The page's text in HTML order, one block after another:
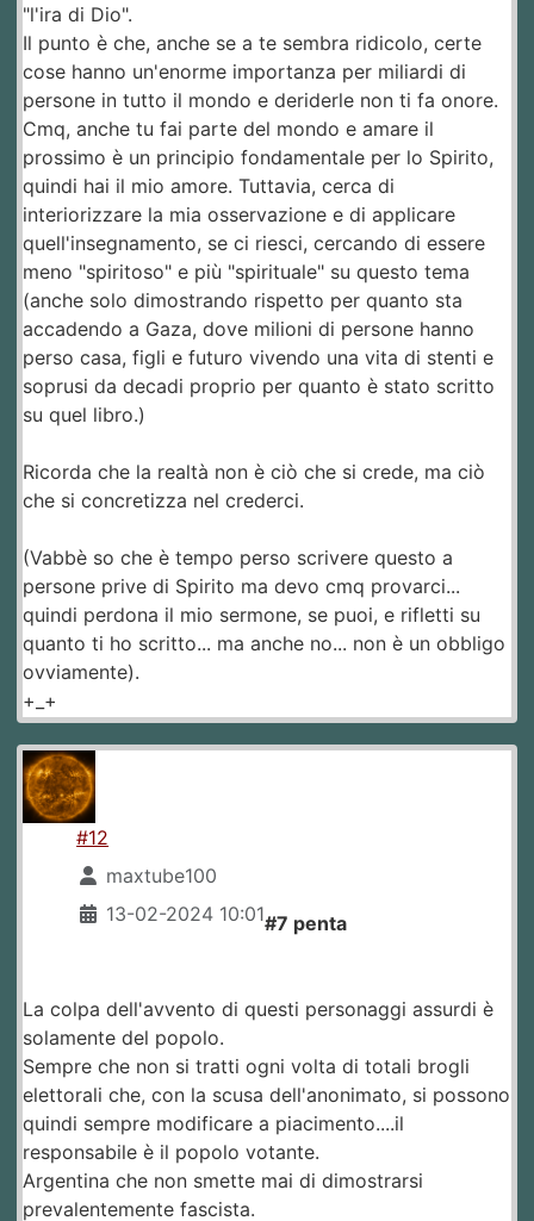
"l'ira di Dio".
Il punto è che, anche se a te sembra ridicolo, certe
cose hanno un'enorme importanza per miliardi di
persone in tutto il mondo e deriderle non ti fa onore.
Cmq, anche tu fai parte del mondo e amare il
prossimo è un principio fondamentale per lo Spirito,
quindi hai il mio amore. Tuttavia, cerca di
interiorizzare la mia osservazione e di applicare
quell'insegnamento, se ci riesci, cercando di essere
meno "spiritoso" e più "spirituale" su questo tema
(anche solo dimostrando rispetto per quanto sta
accadendo a Gaza, dove milioni di persone hanno
perso casa, figli e futuro vivendo una vita di stenti e
soprusi da decadi proprio per quanto è stato scritto
su quel libro.)
Ricorda che la realtà non è ciò che si crede, ma ciò
che si concretizza nel crederci.
(Vabbè so che è tempo perso scrivere questo a
persone prive di Spirito ma devo cmq provarci...
quindi perdona il mio sermone, se puoi, e rifletti su
quanto ti ho scritto... ma anche no... non è un obbligo
ovviamente).
+_+
#12
maxtube100
13-02-2024 10:01#7 penta
La colpa dell'avvento di questi personaggi assurdi è
solamente del popolo.
Sempre che non si tratti ogni volta di totali brogli
elettorali che, con la scusa dell'anonimato, si possono
quindi sempre modificare a piacimento....il
responsabile è il popolo votante.
Argentina che non smette mai di dimostrarsi
prevalentemente fascista.